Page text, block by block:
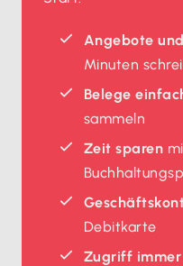
Angebote
Minuten
Belege
sammeln
Zeit sparen
Debitkarte
Zugriff